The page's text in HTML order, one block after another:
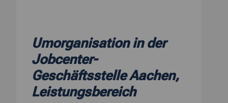
Umorganisation in der
Jobcenter-
Geschäftsstelle Aachen,
Leistungsbereich